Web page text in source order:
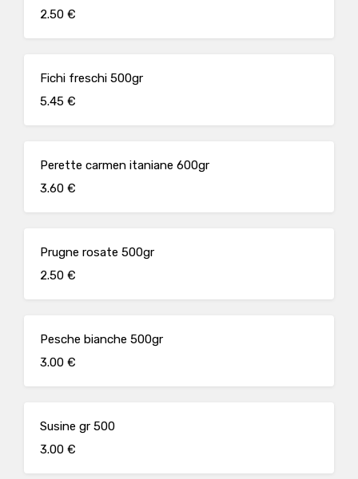
2.50 €
Fichi freschi 500gr
5.45 €
Perette carmen itaniane 600gr
3.60 €
Prugne rosate 500gr
2.50 €
Pesche bianche 500gr
3.00 €
Susine gr 500
3.00 €